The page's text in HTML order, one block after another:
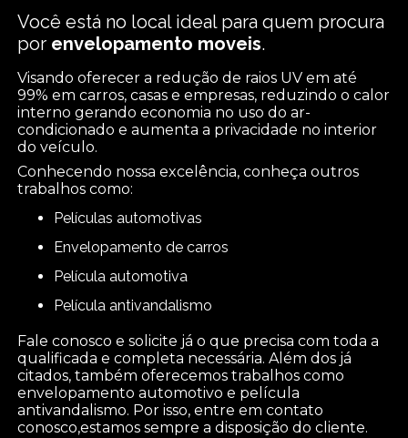
Você está no local ideal para quem procura
por envelopamento moveis.
Visando oferecer a redução de raios UV em até
99% em carros, casas e empresas, reduzindo o calor
interno gerando economia no uso do ar-
condicionado e aumenta a privacidade no interior
do veículo.
Conhecendo nossa excelência, conheça outros
trabalhos como:
películas automotivas
envelopamento de carros
película automotiva
película antivandalismo
Fale conosco e solicite já o que precisa com toda a
qualificada e completa necessária. Além dos já
citados, também oferecemos trabalhos como
envelopamento automotivo e película
antivandalismo. Por isso, entre em contato
conosco,estamos sempre a disposição do cliente.